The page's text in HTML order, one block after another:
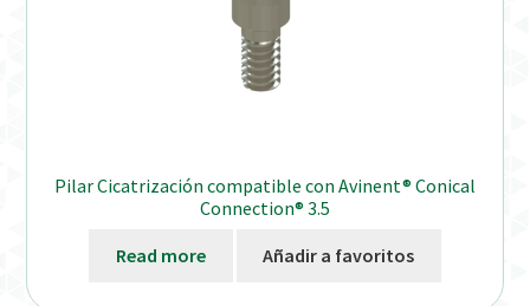
Pilar Cicatrización compatible con Avinent® Conical
Connection® 3.5
Read more Añadir a favoritos